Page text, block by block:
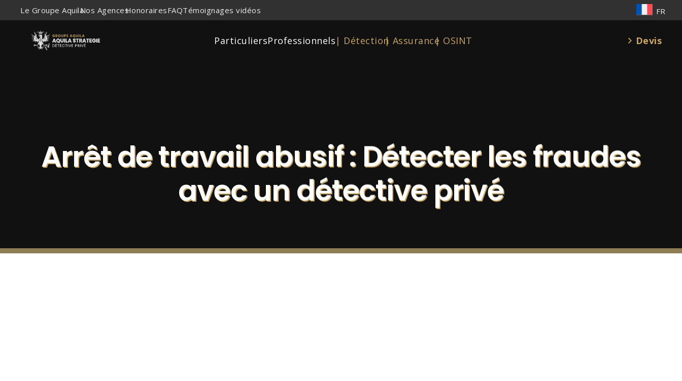
Le Groupe AquilaNos AgencesHonorairesFAQTémoignages vidéos FR
ParticuliersProfessionnels | Détection| Assurance| OSINT Devis
Arrêt de travail abusif : Détecter les fraudes
avec un détective privé